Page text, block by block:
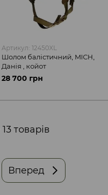
Артикул: 12450XL
Шолом балістичний, MICH,
Данія , койот
28 700 грн
товарів
Вперед